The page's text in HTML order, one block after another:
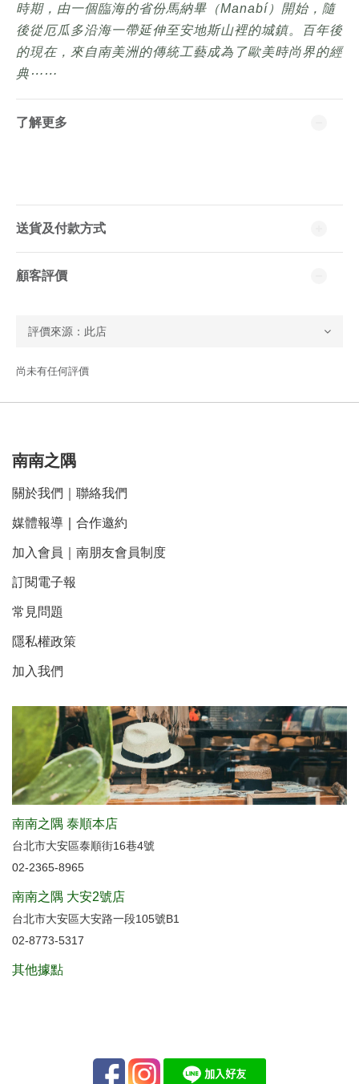
時期，由一個臨海的省份馬納畢（Manabí）開始，隨
後從厄瓜多沿海一帶延伸至安地斯山裡的城鎮。百年後
的現在，來自南美洲的傳統工藝成為了歐美時尚界的經
典⋯⋯
了解更多
送貨及付款方式
顧客評價
尚未有任何評價
南南之隅
關於我們 聯絡我們
媒體報導 合作邀約
加入會員｜南朋友會員制度
訂閱電子報
常見問題
隱私權政策
加入我們
南南之隅 泰順本店
台北市大安區泰順街16巷4號
02-2365-8965
南南之隅 大安2號店
台北市大安區大安路一段105號B1
02-8773-5317
其他據點